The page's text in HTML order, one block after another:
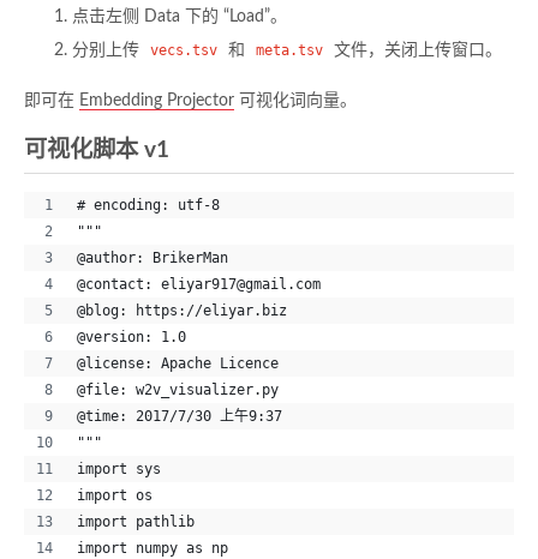
点击左侧 Data 下的 “Load”。
分别上传
vecs.tsv 和 meta.tsv 文件，关闭上传窗口。
即可在 Embedding Projector 可视化词向量。
可视化脚本 v1
# encoding: utf-8
"""
@author: BrikerMan
@contact: eliyar917@gmail.com
@blog: https://eliyar.biz
@version: 1.0
@license: Apache Licence
@file: w2v_visualizer.py
@time: 2017/7/30 上午9:37
"""
import sys
import os
import pathlib
import numpy as np